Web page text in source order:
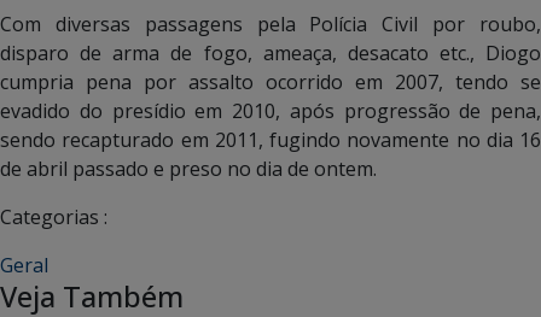
Com diversas passagens pela Polícia Civil por roubo,
disparo de arma de fogo, ameaça, desacato etc., Diogo
cumpria pena por assalto ocorrido em 2007, tendo se
evadido do presídio em 2010, após progressão de pena,
sendo recapturado em 2011, fugindo novamente no dia 16
de abril passado e preso no dia de ontem.
Categorias :
Geral
Veja Também